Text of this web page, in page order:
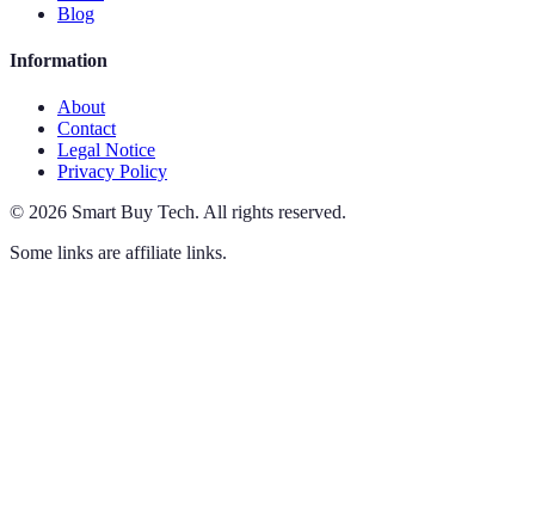
Blog
Information
About
Contact
Legal Notice
Privacy Policy
© 2026 Smart Buy Tech. All rights reserved.
Some links are affiliate links.